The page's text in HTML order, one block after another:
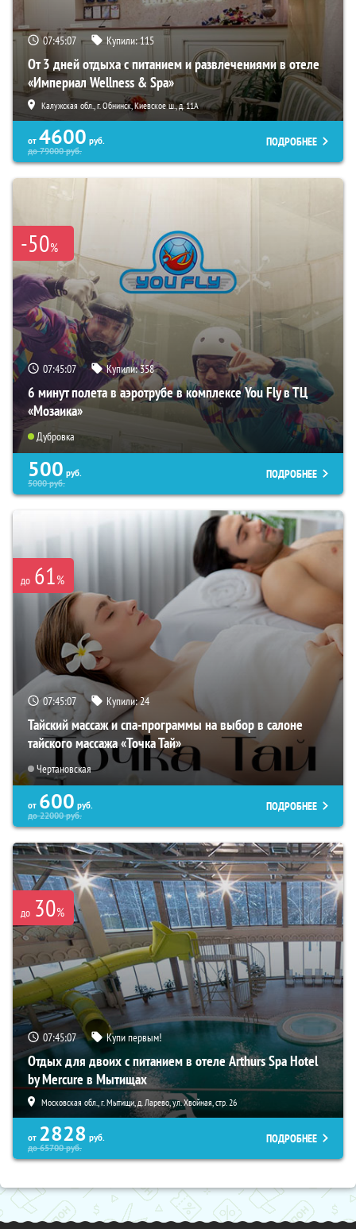
07:45:06 Купили:115
От 3 дней отдыха с питанием и развлечениями в отеле
«Империал Wellness & Spa»
Калужская обл., г. Обнинск, Киевское ш., д. 11А
от 4600 руб.
до79000руб.
ПОДРОБНЕЕ
-50%
07:45:06 Купили:358
6 минут полета в аэротрубе в комплексе You Fly в ТЦ
«Мозаика»
Дубровка
500 руб.
5000руб.
ПОДРОБНЕЕ
до 61%
07:45:06 Купили:24
Тайский массаж и спа-программы на выбор в салоне
тайского массажа «Точка Тай»
Чертановская
от 600 руб.
до22000руб.
ПОДРОБНЕЕ
до 30%
07:45:06 Купи первым!
Отдых для двоих с питанием в отеле Arthurs Spa Hotel
by Mercure в Мытищах
Московская обл., г. Мытищи, д. Ларево, ул. Хвойная, стр. 26
от 2828 руб.
до65700руб.
ПОДРОБНЕЕ